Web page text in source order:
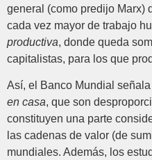
general (como predijo Marx)
cada vez mayor de trabajo
productiva, donde queda
capitalistas, para los que
Así, el Banco Mundial
en casa, que son
constituyen una parte
las cadenas de valor (de
mundiales. Además, los